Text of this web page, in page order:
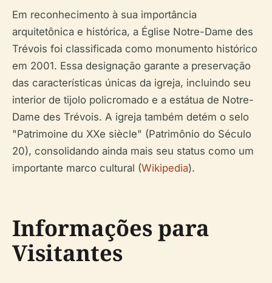
Em reconhecimento à sua importância
arquitetônica e histórica, a Église Notre-Dame des
Trévois foi classificada como monumento histórico
em 2001. Essa designação garante a preservação
das características únicas da igreja, incluindo seu
interior de tijolo policromado e a estátua de Notre-
Dame des Trévois. A igreja também detém o selo
"Patrimoine du XXe siècle" (Patrimônio do Século
20), consolidando ainda mais seu status como um
importante marco cultural (Wikipedia).
Informações para
Visitantes